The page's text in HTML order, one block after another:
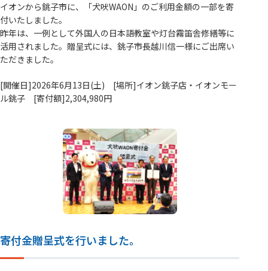
イオンから銚子市に、「犬吠WAON」のご利用金額の一部を寄
付いたしました。
昨年は、一例として外国人の日本語教室や灯台霧笛舎修繕等に
活用されました。贈呈式には、銚子市長越川信一様にご出席い
ただきました。
[開催日]2026年6月13日(土) [場所]イオン銚子店・イオンモー
ル銚子 [寄付額]2,304,980円
寄付金贈呈式を行いました。